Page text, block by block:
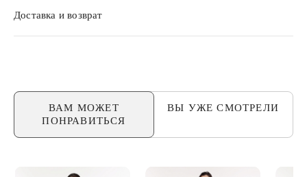
Доставка и возврат
ВАМ МОЖЕТ
ПОНРАВИТЬСЯ
ВЫ УЖЕСМОТРЕЛИ